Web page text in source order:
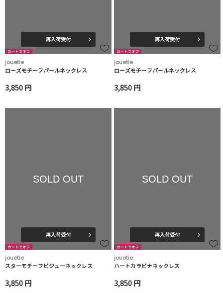
再入荷受付
jouetie
ローズモチーフパールネックレス
3,850 円
再入荷受付
jouetie
ローズモチーフパールネックレス
3,850 円
SOLD OUT
再入荷受付
jouetie
スターモチーフビジューネックレス
3,850 円
SOLD OUT
再入荷受付
jouetie
ハートカラビナネックレス
3,850 円